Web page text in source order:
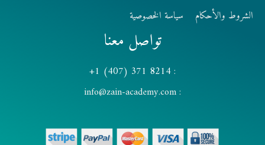
الشروط والأحكام سياسة الخصوصية
تواصل معنا
:
8214 371 (407) 1+
:
info@zain-academy.com